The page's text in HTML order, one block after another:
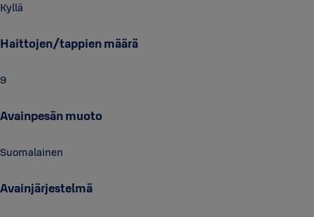
Kyllä
Haittojen/tappien määrä
9
Avainpesän muoto
Suomalainen
Avainjärjestelmä